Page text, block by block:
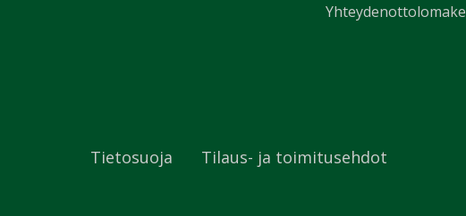
Yhteydenottolomake
Tietosuoja Tilaus- ja toimitusehdot